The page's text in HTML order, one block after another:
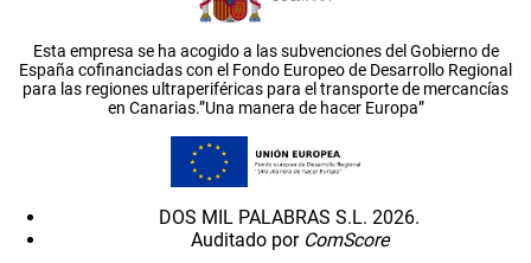
Esta empresa se ha acogido a las subvenciones del Gobierno de
España cofinanciadas con el Fondo Europeo de Desarrollo Regional
para las regiones ultraperiféricas para el transporte de mercancías
en Canarias.”Una manera de hacer Europa”
DOS MIL PALABRAS S.L. 2026.
Auditado por ComScore